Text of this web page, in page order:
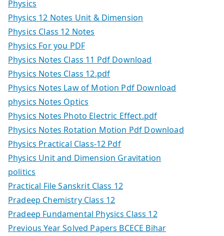
Physics
Physics 12 Notes Unit & Dimension
Physics Class 12 Notes
Physics For you PDF
Physics Notes Class 11 Pdf Download
Physics Notes Class 12.pdf
Physics Notes Law of Motion Pdf Download
physics Notes Optics
Physics Notes Photo Electric Effect.pdf
Physics Notes Rotation Motion Pdf Download
Physics Practical Class-12 Pdf
Physics Unit and Dimension Gravitation
politics
Practical File Sanskrit Class 12
Pradeep Chemistry Class 12
Pradeep Fundamental Physics Class 12
Previous Year Solved Papers BCECE Bihar